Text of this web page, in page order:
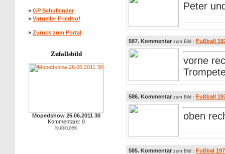
» GP Schulkinder
» Virtueller Friedhof
» Zurück zum Portal
Zufallsbild
Mopedshow 26.06.2011 30
Kommentare: 0
kubiczek
Peter
587. Kommentar zum Bild : Fußball
vorne
586. Kommentar zum Bild : Fußball
oben
585. Kommentar zum Bild : Fußbal